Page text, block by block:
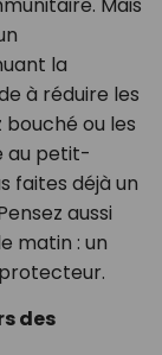
Mais
la
à réduire les
ou les
au petit-
faites déjà un
aussi
matin : un
des